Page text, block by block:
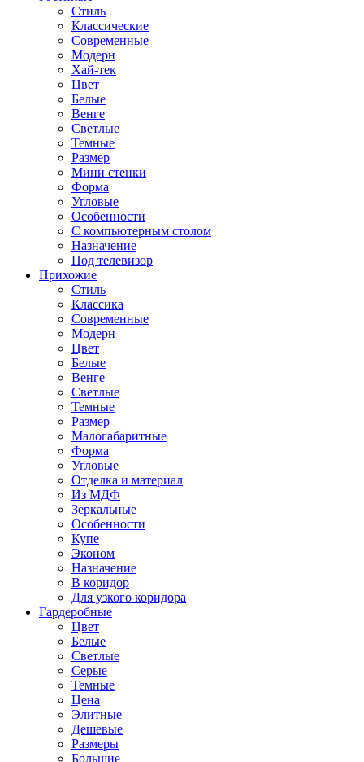
Стиль
Классические
Современные
Модерн
Хай-тек
Цвет
Белые
Венге
Светлые
Темные
Размер
Мини стенки
Форма
Угловые
Особенности
С компьютерным столом
Назначение
Под телевизор
Прихожие
Стиль
Классика
Современные
Модерн
Цвет
Белые
Венге
Светлые
Темные
Размер
Малогабаритные
Форма
Угловые
Отделка и материал
Из МДФ
Зеркальные
Особенности
Купе
Эконом
Назначение
В коридор
Для узкого коридора
Гардеробные
Цвет
Белые
Светлые
Серые
Темные
Цена
Элитные
Дешевые
Размеры
Большие